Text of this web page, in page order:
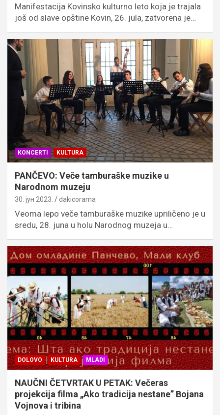
Manifestacija Kovinsko kulturno leto koja je trajala
još od slave opštine Kovin, 26. jula, zatvorena je…
KONCERTI KULTURA
PANČEVO: Veče tamburaške muzike u
Narodnom muzeju
30. јун 2023. dakicorama
Veoma lepo veče tamburaške muzike upriličeno je u
sredu, 28. juna u holu Narodnog muzeja u…
DOLOVO KULTURA MLADI
NAUČNI ČETVRTAK U PETAK: Večeras
projekcija filma „Ako tradicija nestane” Bojana
Vojnova i tribina